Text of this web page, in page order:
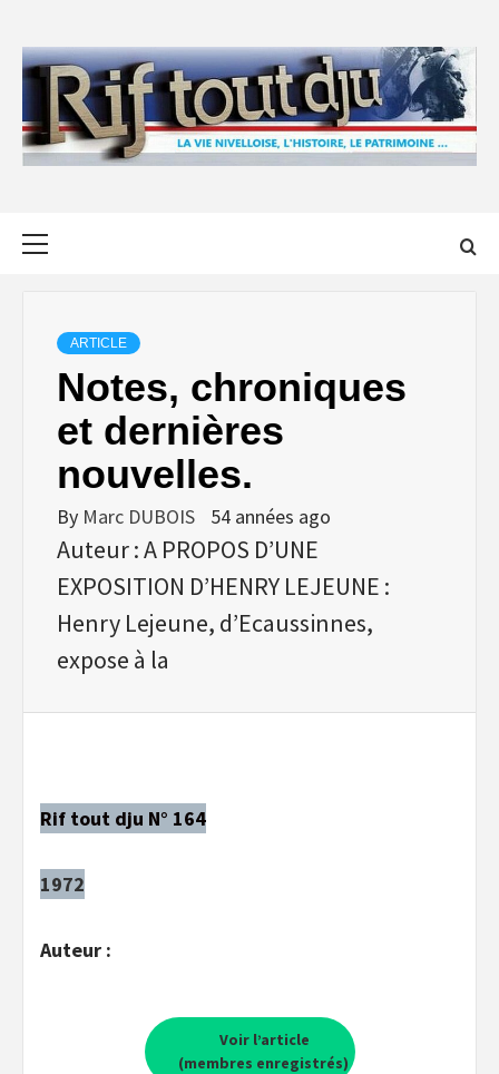
content
ARTICLE
Notes, chroniques
et dernières
nouvelles.
By Marc DUBOIS 54 années ago
Auteur : A PROPOS D’UNE
EXPOSITION D’HENRY LEJEUNE :
Henry Lejeune, d’Ecaussinnes,
expose à la
Rif tout dju N° 164
1972
Auteur :
Voir l’article
(membres enregistrés)